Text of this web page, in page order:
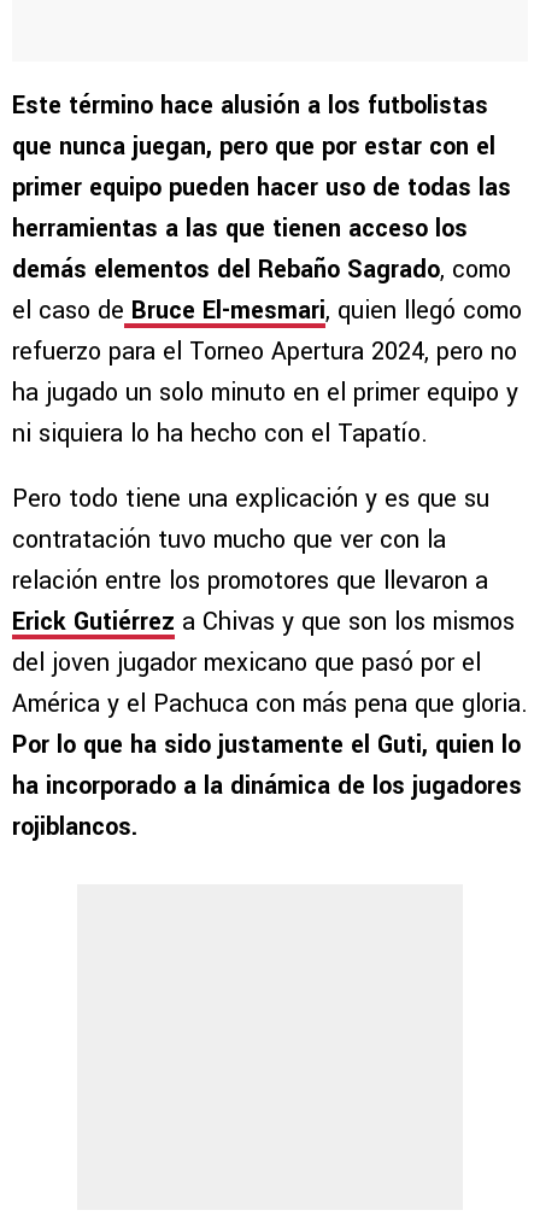
Este término hace alusión a los futbolistas
que nunca juegan, pero que por estar con el
primer equipo pueden hacer uso de todas las
herramientas a las que tienen acceso los
demás elementos del Rebaño Sagrado, como
el caso de Bruce El-mesmari, quien llegó como
refuerzo para el Torneo Apertura 2024, pero no
ha jugado un solo minuto en el primer equipo y
ni siquiera lo ha hecho con el Tapatío.
Pero todo tiene una explicación y es que su
contratación tuvo mucho que ver con la
relación entre los promotores que llevaron a
Erick Gutiérrez a Chivas y que son los mismos
del joven jugador mexicano que pasó por el
América y el Pachuca con más pena que gloria.
Por lo que ha sido justamente el Guti, quien lo
ha incorporado a la dinámica de los jugadores
rojiblancos.